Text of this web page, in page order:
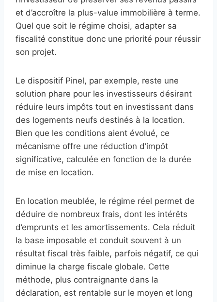
et d’accroître la plus-value immobilière à terme.
Quel que soit le régime choisi, adapter sa
fiscalité constitue donc une priorité pour réussir
son projet.
Le dispositif Pinel, par exemple, reste une
solution phare pour les investisseurs désirant
réduire leurs impôts tout en investissant dans
des logements neufs destinés à la location.
Bien que les conditions aient évolué, ce
mécanisme offre une réduction d’impôt
significative, calculée en fonction de la durée
de mise en location.
En location meublée, le régime réel permet de
déduire de nombreux frais, dont les intérêts
d’emprunts et les amortissements. Cela réduit
la base imposable et conduit souvent à un
résultat fiscal très faible, parfois négatif, ce qui
diminue la charge fiscale globale. Cette
méthode, plus contraignante dans la
déclaration, est rentable sur le moyen et long